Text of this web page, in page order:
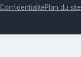
ConfidentialitéPlan du site